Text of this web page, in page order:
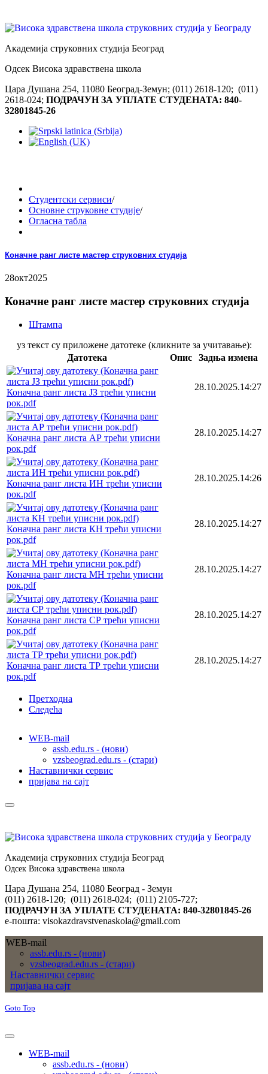
Академија струковних студија Београд
Одсек Висока здравствена школа
Цара Душана 254, 11080 Београд-Земун; (011) 2618-120; (011)
2618-024; ПОДРАЧУН ЗА УПЛАТЕ СТУДЕНАТА: 840-
32801845-26
Студентски сервиси/
Основне струковне студије/
Огласна табла
Коначне ранг листе мастер струковних студија
28окт2025
Коначне ранг листе мастер струковних студија
Штампа
уз текст су приложене датотеке (кликните за учитавање):
Датотека
Опис Задња измена
Коначна ранг листа ЈЗ трећи уписни
рок.pdf
28.10.2025.14:27
Коначна ранг листа АР трећи уписни
рок.pdf
28.10.2025.14:27
Коначна ранг листа ИН трећи уписни
рок.pdf
28.10.2025.14:26
Коначна ранг листа КН трећи уписни
рок.pdf
28.10.2025.14:27
Коначна ранг листа МН трећи уписни
рок.pdf
28.10.2025.14:27
Коначна ранг листа СР трећи уписни
рок.pdf
28.10.2025.14:27
Коначна ранг листа ТР трећи уписни
рок.pdf
28.10.2025.14:27
Претходна
Следећа
WEB-mail
assb.edu.rs - (нови)
vzsbeograd.edu.rs - (стари)
Наставнички сервис
пријава на сајт
Академија струковних студија Београд
Одсек Висока здравствена школа
Цара Душана 254, 11080 Београд - Земун
(011) 2618-120; (011) 2618-024; (011) 2105-727;
ПОДРАЧУН ЗА УПЛАТЕ СТУДЕНАТА: 840-32801845-26
е-пошта: visokazdravstvenaskola@gmail.com
WEB-mail
assb.edu.rs - (нови)
vzsbeograd.edu.rs - (стари)
Наставнички сервис
пријава на сајт
Goto Top
WEB-mail
assb.edu.rs - (нови)